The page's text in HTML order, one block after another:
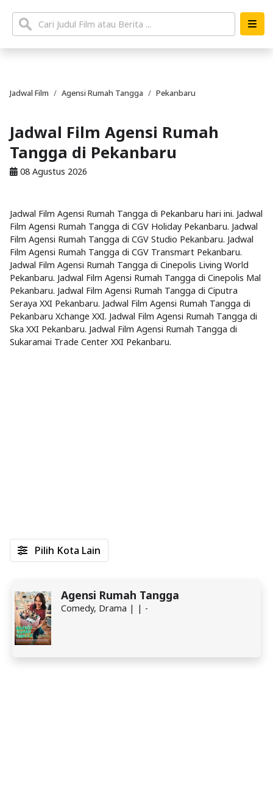
Jadwal Film Agensi Rumah Tangga Pekanbaru
Jadwal Film Agensi Rumah
Tangga di Pekanbaru
08 Agustus 2026
Jadwal Film Agensi Rumah Tangga di Pekanbaru hari ini. Jadwal
Film Agensi Rumah Tangga di CGV Holiday Pekanbaru. Jadwal
Film Agensi Rumah Tangga di CGV Studio Pekanbaru. Jadwal
Film Agensi Rumah Tangga di CGV Transmart Pekanbaru.
Jadwal Film Agensi Rumah Tangga di Cinepolis Living World
Pekanbaru. Jadwal Film Agensi Rumah Tangga di Cinepolis Mal
Pekanbaru. Jadwal Film Agensi Rumah Tangga di Ciputra
Seraya XXI Pekanbaru. Jadwal Film Agensi Rumah Tangga di
Pekanbaru Xchange XXI. Jadwal Film Agensi Rumah Tangga di
Ska XXI Pekanbaru. Jadwal Film Agensi Rumah Tangga di
Sukaramai Trade Center XXI Pekanbaru.
Agensi Rumah Tangga
Comedy, Drama | | -
Pilih Kota Lain